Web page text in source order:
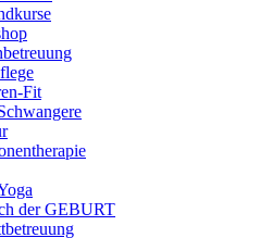
Fit
der GEBURT